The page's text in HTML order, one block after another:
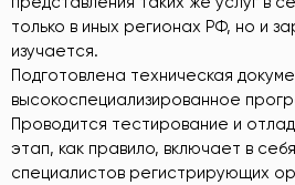
только в иных регионах РФ, но и
изучается.
Подготовлена техническая
высокоспециализированное
Проводится тестирование и
этап, как правило, включает в
специалистов регистрирующих